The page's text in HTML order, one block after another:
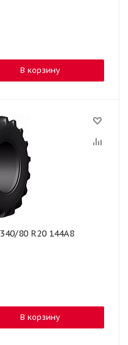
В корзину
80 R20 144A8
В корзину